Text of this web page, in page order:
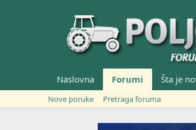
Naslovna Forumi Šta je
Nove poruke Pretraga foruma